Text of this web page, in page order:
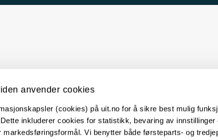
anvender cookies
(cookies) på uit.no for å sikre best mulig
inkluderer cookies for statistikk, bevaring av innstillinger
markedsføringsformål. Vi benytter både førsteparts- og